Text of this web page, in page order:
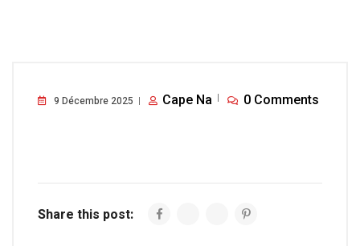
9 Décembre 2025 Cape Na 0 Comments
Share this post: